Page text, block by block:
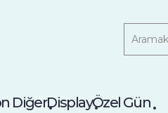
DiğerDisplayÖzel Gün